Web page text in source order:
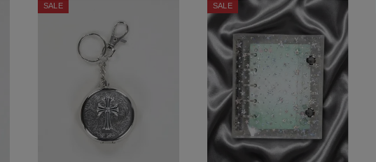
SALE SALE